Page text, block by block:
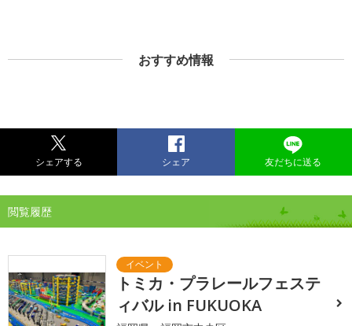
おすすめ情報
シェアする シェア 友だちに送る
閲覧履歴
トミカ・プラレールフェステ
ィバル in FUKUOKA